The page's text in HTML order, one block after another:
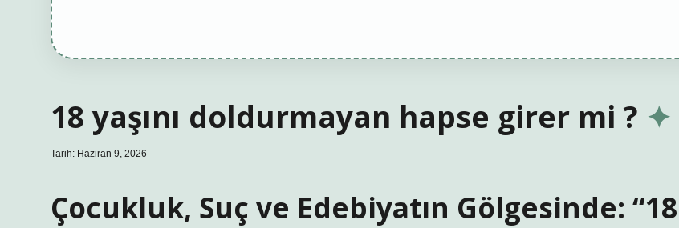
18 yaşını doldurmayan hapse girer mi ?
Tarih: Haziran 9, 2026
Çocukluk, Suç ve Edebiyatın Gölgesinde: “18